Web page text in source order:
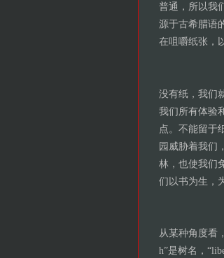
普通，所以我
源于古希腊语
在咀嚼纸张，
没有纸，我们
我们所有体验
点。不能留于
园威胁着我们
林，也使我们
们以书为生，
从某种角度看
h”是树名，